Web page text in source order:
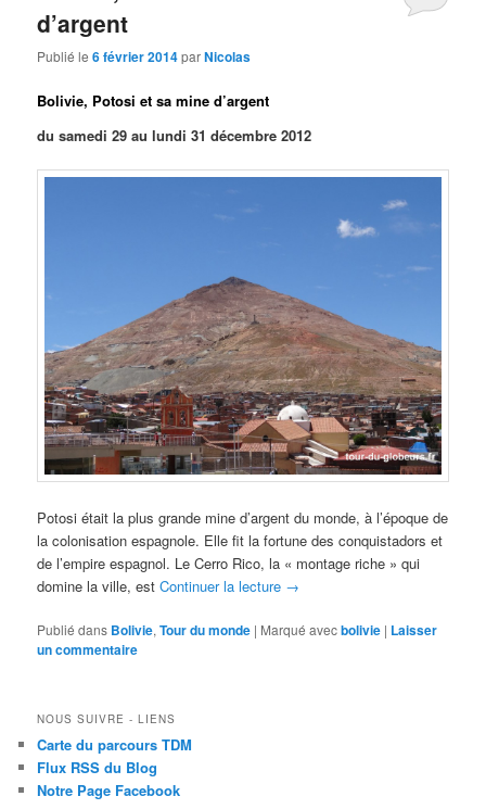
d’argent
Publié le6 février 2014parNicolas
Bolivie, Potosi et sa mine d’argent
du samedi 29 au lundi 31 décembre 2012
Potosi était la plus grande mine d’argent du monde, à l’époque de
la colonisation espagnole. Elle fit la fortune des conquistadors et
de l’empire espagnol. Le Cerro Rico, la « montage riche » qui
domine la ville, estContinuer la lecture →
Publié dans Bolivie,Tour du monde | Marqué avecbolivie | Laisser
un commentaire
NOUS SUIVRE - LIENS
Carte du parcours TDM
Flux RSS du Blog
Notre Page Facebook